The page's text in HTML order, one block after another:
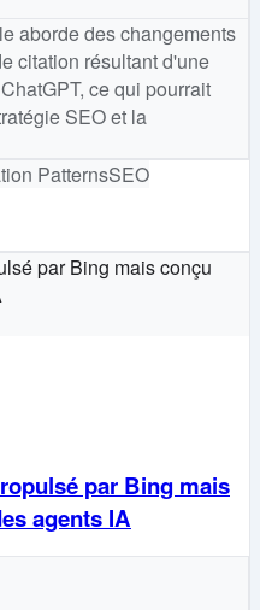
aborde des changements
citation résultant d'une
ce qui pourrait
SEO et la
PatternsSEO
par Bing mais
agents IA